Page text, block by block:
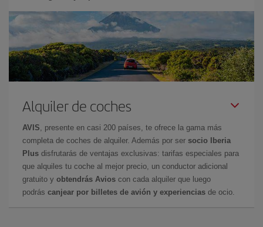
Alquiler de coches
AVIS , presente en casi 200 países, te ofrece la gama más
completa de coches de alquiler. Además por ser socio Iberia
Plus disfrutarás de ventajas exclusivas: tarifas especiales para
que alquiles tu coche al mejor precio, un conductor adicional
gratuito y obtendrás Avios con cada alquiler que luego
podrás canjear por billetes de avión y experiencias de ocio.